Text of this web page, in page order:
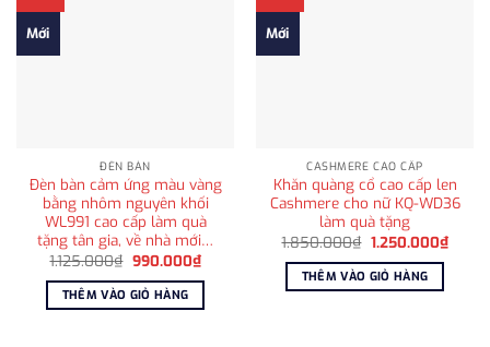
Mới
ĐÈN BÀN
Đèn bàn cảm ứng màu vàng
bằng nhôm nguyên khối
WL991 cao cấp làm quà
tặng tân gia, về nhà mới…
1.125.000₫ Giá
là:
1.125.000₫.
990.000₫Giá
hiện
tại
990.000₫.
THÊM VÀO GIỎ HÀNG
Mới
CASHMERE CAO CẤP
Khăn quàng cổ cao cấp len
Cashmere cho nữ KQ-WD36
làm quà tặng
1.850.000₫ Giá
là:
1.850.000₫.
1.250.000₫Giá
hiện
THÊM VÀO GIỎ HÀNG